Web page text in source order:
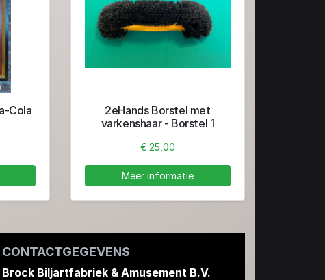
Cola
2eHands Borstel met
varkenshaar - Borstel 1
€ 25,00
Meer informatie
CONTACTGEGEVENS
Brock Biljartfabriek & Amusement B.V.